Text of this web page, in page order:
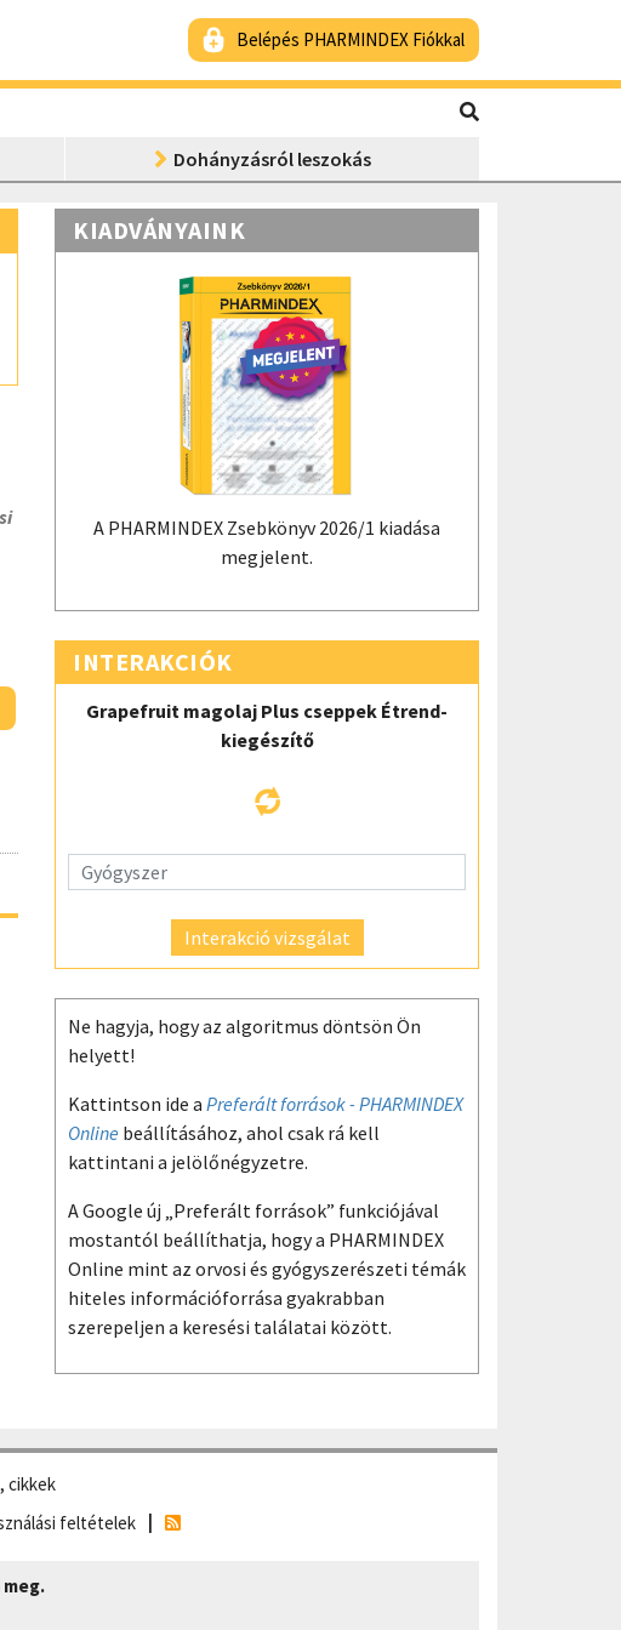
Belépés PHARMINDEX Fiókkal
Dohányzásról leszokás
KIADVÁNYAINK
A PHARMINDEX Zsebkönyv 2026/1 kiadása
megjelent.
INTERAKCIÓK
Grapefruit magolaj Plus cseppek Étrend-
kiegészítő
Interakció vizsgálat
Ne hagyja, hogy az algoritmus döntsön Ön
helyett!
Kattintson ide a Preferált források - PHARMINDEX
Online beállításához, ahol csak rá kell
kattintani a jelölőnégyzetre.
A Google új „Preferált források” funkciójával
mostantól beállíthatja, hogy a PHARMINDEX
Online mint az orvosi és gyógyszerészeti témák
hiteles információforrása gyakrabban
szerepeljen a keresési találatai között.
cikkek
feltételek